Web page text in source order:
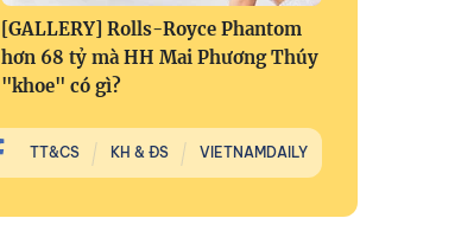
[GALLERY] Rolls-Royce Phantom
hơn 68 tỷ mà HH Mai Phương Thúy
"khoe" có gì?
TT&CS KH & ĐS VIETNAMDAILY